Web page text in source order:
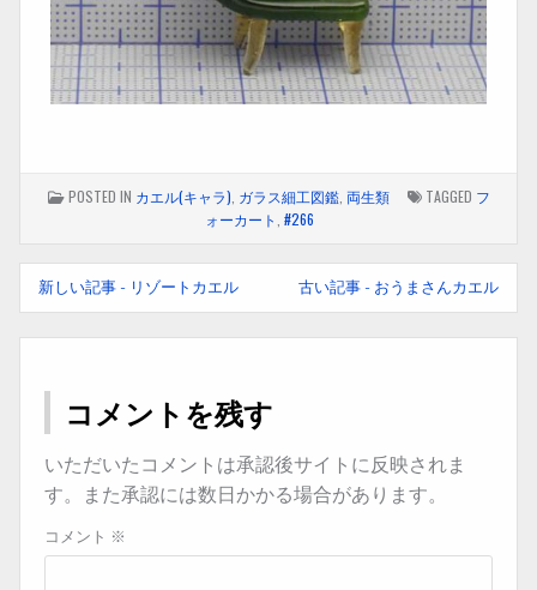
POSTED IN カエル(キャラ) ガラス細工図鑑, 両生類 TAGGED フ
ォーカート #266
前
後
記
事
へ
の
リ
ン
古い記事 - おうまさんカエル
新しい記事 - リゾートカエル
コメントを残す
いただいたコメントは承認後サイトに反映されま
す。また承認には数日かかる場合があります。
コメント ※